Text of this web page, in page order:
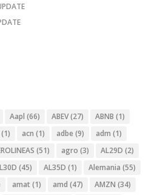
Aapl (66) ABEV(27) ABNB (1)
(1) acn (1) adbe (9) adm (1)
(51) agro (3) AL29D (2)
(45) AL35D (1) Alemania (55)
amat (1) amd (47) AMZN (34)